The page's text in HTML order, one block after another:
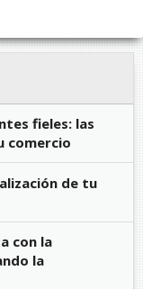
fieles: las
comercio
de tu
con la
la